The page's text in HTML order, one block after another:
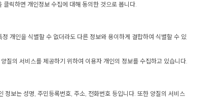
릭하면 개인정보 수집에 대해 동의한 것으로 봅니다.
개인을 식별할 수 없더라도 다른 정보와 용이하게 결합하여 식별할 수 있
질의 서비스를 제공하기 위하여 이용자 개인의 정보를 수집하고 있습니다.
보는 성명, 주민등록번호, 주소, 전화번호 등입니다. 또한 양질의 서비스